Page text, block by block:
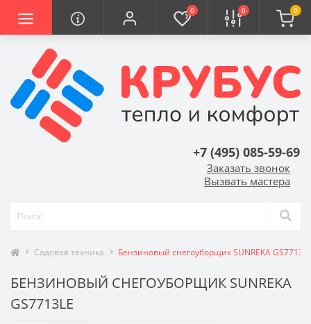
0 0 0
+7 (495) 085-59-69
Заказать звонок
Вызвать мастера
Садовая техника Бензиновый снегоуборщик SUNREKA
БЕНЗИНОВЫЙ СНЕГОУБОРЩИК SUNREKA
GS7713LE